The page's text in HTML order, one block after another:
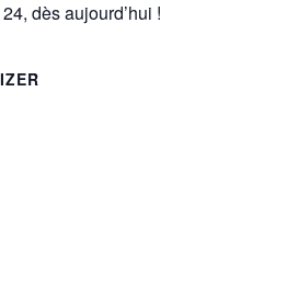
dès aujourd’hui !